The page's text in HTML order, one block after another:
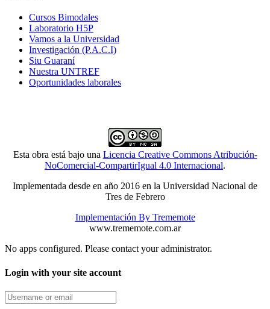
Cursos Bimodales
Laboratorio H5P
Vamos a la Universidad
Investigación (P.A.C.I)
Siu Guaraní
Nuestra UNTREF
Oportunidades laborales
Esta obra está bajo una Licencia Creative Commons Atribución-
NoComercial-CompartirIgual 4.0 Internacional.
Implementada desde en año 2016 en la Universidad Nacional de
Tres de Febrero
Implementación By Trememote
www.trememote.com.ar
No apps configured. Please contact your administrator.
Login with your site account